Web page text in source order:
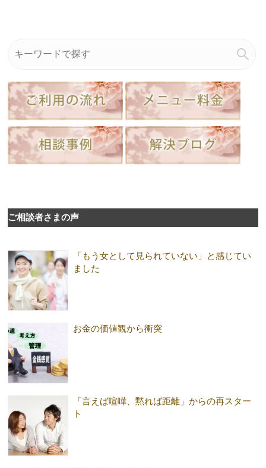
ご相談者さまの声
「もう女として見られていない」と感じてい
ました
お金の価値観から衝突
「言えば喧嘩、黙れば距離」からの再スター
ト